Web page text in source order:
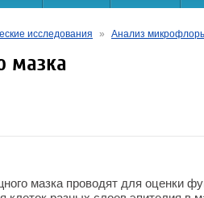
исследования » Анализ
мазка
мазка проводят для оценки